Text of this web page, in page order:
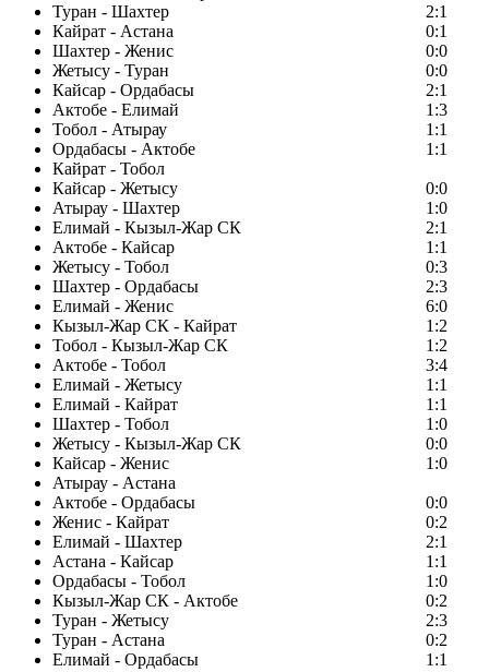
Туран - Шахтер
2:1
Кайрат - Астана
0:1
Шахтер - Женис
0:0
Жетысу - Туран
0:0
Кайсар - Ордабасы
2:1
Актобе - Елимай
1:3
Тобол - Атырау
1:1
Ордабасы - Актобе
1:1
Кайрат - Тобол
Кайсар - Жетысу
0:0
Атырау - Шахтер
1:0
Елимай - Кызыл-Жар СК
2:1
Актобе - Кайсар
1:1
Жетысу - Тобол
0:3
Шахтер - Ордабасы
2:3
Елимай - Женис
6:0
Кызыл-Жар СК - Кайрат
1:2
Тобол - Кызыл-Жар СК
1:2
Актобе - Тобол
3:4
Елимай - Жетысу
1:1
Елимай - Кайрат
1:1
Шахтер - Тобол
1:0
Жетысу - Кызыл-Жар СК
0:0
Кайсар - Женис
1:0
Атырау - Астана
Актобе - Ордабасы
0:0
Женис - Кайрат
0:2
Елимай - Шахтер
2:1
Астана - Кайсар
1:1
Ордабасы - Тобол
1:0
Кызыл-Жар СК - Актобе
0:2
Туран - Жетысу
2:3
Туран - Астана
0:2
Елимай - Ордабасы
1:1